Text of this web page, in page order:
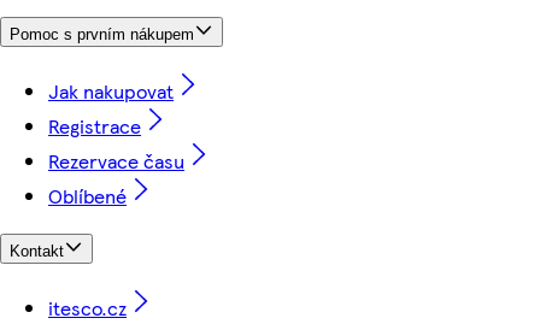
Pomoc s prvním nákupem
Jak nakupovat
Registrace
Rezervace času
Oblíbené
Kontakt
itesco.cz